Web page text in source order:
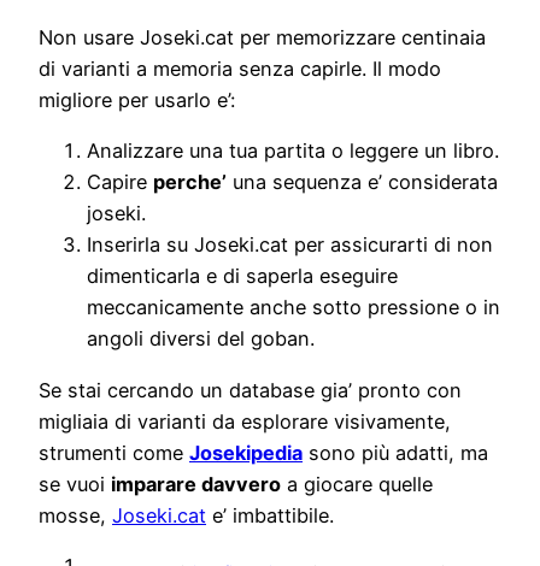
Non usare Joseki.cat per memorizzare centinaia
di varianti a memoria senza capirle. Il modo
migliore per usarlo e’:
Analizzare una tua partita o leggere un libro.
Capire perche’ una sequenza e’ considerata
joseki.
Inserirla su Joseki.cat per assicurarti di non
dimenticarla e di saperla eseguire
meccanicamente anche sotto pressione o in
angoli diversi del goban.
Se stai cercando un database gia’ pronto con
migliaia di varianti da esplorare visivamente,
strumenti come Josekipedia sono più adatti, ma
se vuoi imparare davvero a giocare quelle
mosse, Joseki.cat e’ imbattibile.